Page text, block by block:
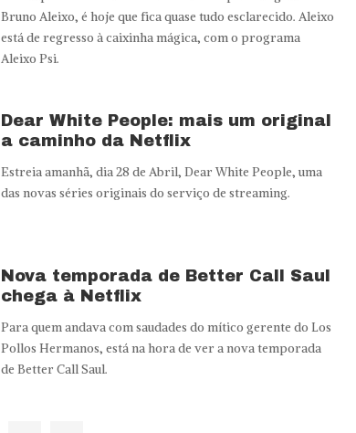
Bruno Aleixo, é hoje que fica quase tudo esclarecido. Aleixo
está de regresso à caixinha mágica, com o programa
Aleixo Psi.
Dear White People: mais um original
a caminho da Netflix
Estreia amanhã, dia 28 de Abril, Dear White People, uma
das novas séries originais do serviço de streaming.
Nova temporada de Better Call Saul
chega à Netflix
Para quem andava com saudades do mítico gerente do Los
Pollos Hermanos, está na hora de ver a nova temporada
de Better Call Saul.